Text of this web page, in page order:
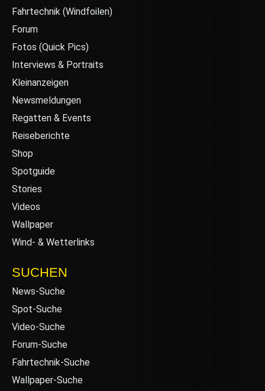
Fahrtechnik (Windfoilen)
Forum
Fotos (Quick Pics)
Interviews & Portraits
Kleinanzeigen
Newsmeldungen
Regatten & Events
Reiseberichte
Shop
Spotguide
Stories
Videos
Wallpaper
Wind- & Wetterlinks
SUCHEN
News-Suche
Spot-Suche
Video-Suche
Forum-Suche
Fahrtechnik-Suche
Wallpaper-Suche